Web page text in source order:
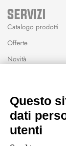
SERVIZI
Catalogo prodotti
Offerte
Novità
Wishlist
CEP GREEN
Questo
dati
utenti